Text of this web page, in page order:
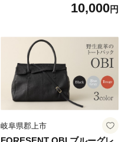
ウトドア キャンプ ランドリ
貨 北欧 持ち運べる 便利グッ
ズ 八幡化成 バーベキュー S
サイズ
10,000円
岐阜県郡上市